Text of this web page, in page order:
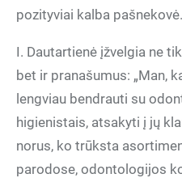
pozityviai kalba pašnekovė.
I. Dautartienė įžvelgia ne
bet ir pranašumus: „Man,
lengviau bendrauti su
higienistais, atsakyti į jų
norus, ko trūksta
parodose, odontologijos